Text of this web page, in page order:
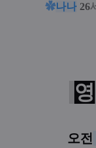
✿나나26세
영
오전